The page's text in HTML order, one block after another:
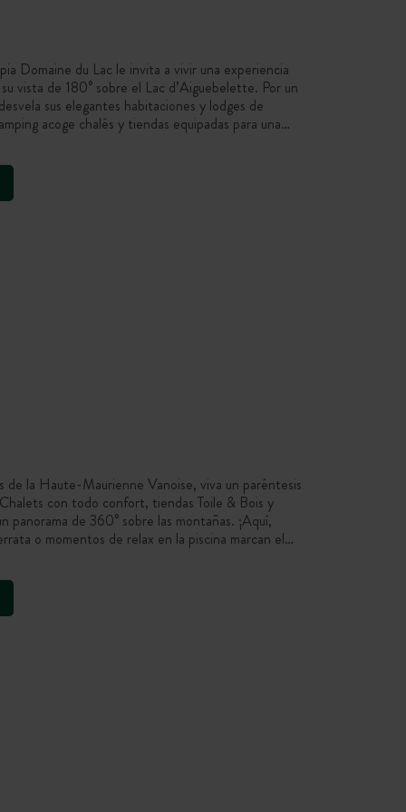
Domaine du Lac le invita a vivir una experiencia
vista de 180° sobre el Lac d’Aiguebelette. Por un
sus elegantes habitaciones y lodges de
acoge chalés y tiendas equipadas para una
de la Haute-Maurienne Vanoise, viva un paréntesis
con todo confort, tiendas Toile & Bois y
panorama de 360° sobre las montañas. ¡Aquí,
o momentos de relax en la piscina marcan el